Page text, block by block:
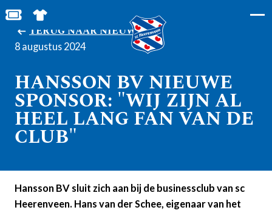
MIJN TOEGANGS- EN PARKEERKAARTEN
SHOP IN DE FEANSTORE
TERUG NAAR NIEUWS
8 augustus 2024
HANSSON BV NIEUWE
SPONSOR: "WIJ ZIJN AL
HEEL LANG FAN VAN DE
CLUB"
Hansson BV sluit zich aan bij de businessclub van sc
Heerenveen. Hans van der Schee, eigenaar van het